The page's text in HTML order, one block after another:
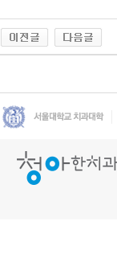
소
약
국
미
나
토